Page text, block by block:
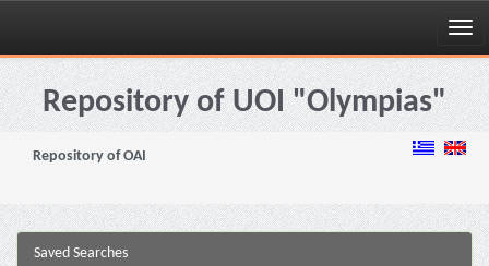
Skip
navigationRepository of UOI "Olympias"
Repository of OAI
Saved Searches